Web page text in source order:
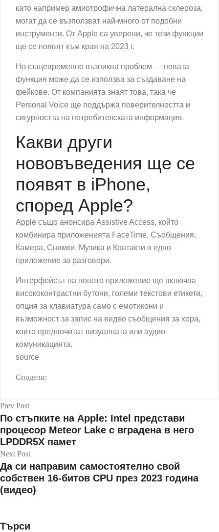
като например амиотрофична латерална склероза,
могат да се възползват най-много от подобни
инструменти. От Apple са уверени, че тези функции
ще се появят към края на 2023 г.
Но същевременно възниква проблем — новата
функция може да се използва за създаване на
фейкове. От компанията знаят това, така че
Personal Voice ще поддържа поверителността и
сигурността на потребителската информация.
Какви други
нововъведения ще се
появят в iPhone,
според Apple?
Apple също анонсира Assistive Access, който
комбинира приложенията FaceTime, Съобщения,
Камера, Снимки, Музика и Контакти в едно
приложение за разговори.
Интерфейсът на новото приложение ще включва
висококонтрастни бутони, големи текстови етикети,
опция за клавиатура само с емотикони и
възможност за запис на видео съобщения за хора,
които предпочитат визуалната или аудио-
комуникацията.
source
Сподели:
Prev Post
По стъпките на Apple: Intel представи
процесор Meteor Lake с вградена в него
LPDDR5X памет
Next Post
Да си направим самостоятелно свой
собствен 16-битов CPU през 2023 година
(видео)
Търси